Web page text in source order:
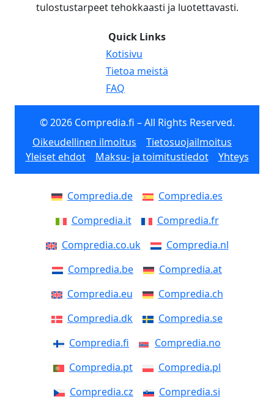
tulostustarpeet tehokkaasti ja luotettavasti.
Quick Links
Kotisivu
Tietoa meistä
FAQ
© 2026 Compredia.fi – All Rights Reserved.
Oikeudellinen ilmoitus
Tietosuojailmoitus
Yleiset ehdot
Maksu- ja toimitustiedot Yhteys
Compredia.de
Compredia.es
Compredia.it
Compredia.fr
Compredia.co.uk
Compredia.nl
Compredia.be
Compredia.at
Compredia.eu
Compredia.ch
Compredia.dk
Compredia.se
Compredia.fi
Compredia.no
Compredia.pt
Compredia.pl
Compredia.cz
Compredia.si